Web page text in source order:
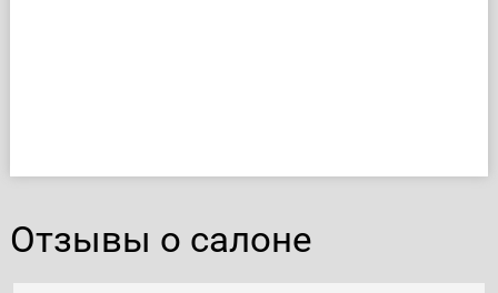
Отзывы о салоне